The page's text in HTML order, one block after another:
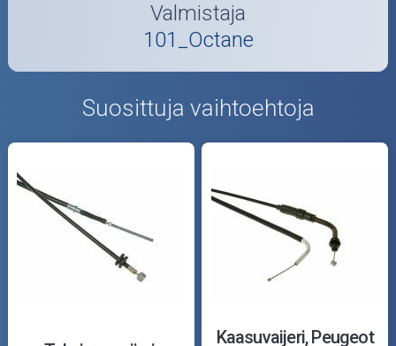
Valmistaja
101_Octane
Suosittuja vaihtoehtoja
Kaasuvaijeri, Peugeot